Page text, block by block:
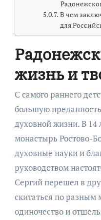
В чем
для
жизнь и
С самого раннего
большую
духовной жизни. В 14
монастырь Ростово-
духовные науки и
руководством
Сергий перешел в
скитаться по разным
одиночество и